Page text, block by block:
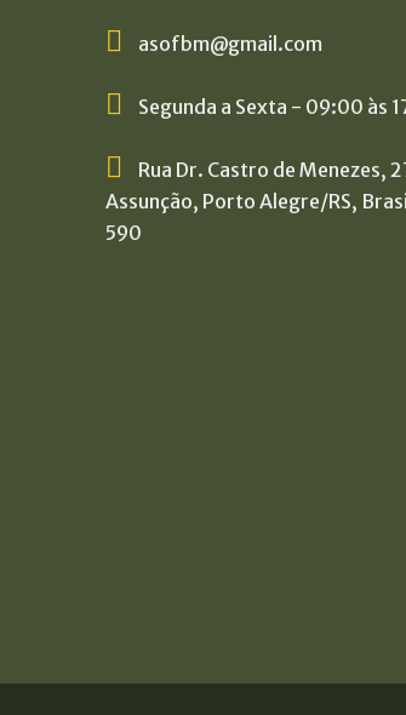
asofbm@gmail.com
Segunda a Sexta - 09:00 às
Rua Dr. Castro de Menezes,
Assunção, Porto Alegre/RS,
590